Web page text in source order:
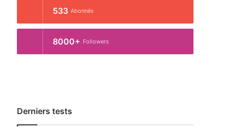
533 Abonnés
8000+ Followers
Derniers tests